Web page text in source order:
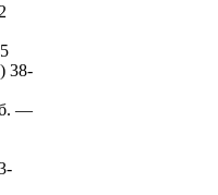
38-
—